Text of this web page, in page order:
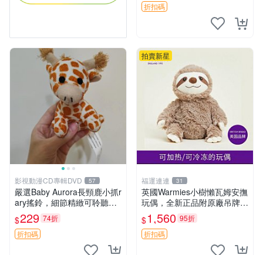
折扣碼
影視動漫CD專輯DVD 57
嚴選Baby Aurora長頸鹿小抓r
ary搖鈴，細節精緻可聆聽清
脆鈴音 軟萌可愛 定制紀念 金
屬搖鈴 新手媽咪推薦 長頸鹿
抓rary 搖鈴
$229 74折
折扣碼
拍賣新星
福運連連 31
英國Warmies小樹懶瓦姆安撫
玩偶，全新正品附原廠吊牌與
防塵袋，內藏薰衣草可加熱，
適合各個年齡層，冷暖兩用享
受抱抱樂趣，不容錯過嚴選好
$1,560 95折
折扣碼